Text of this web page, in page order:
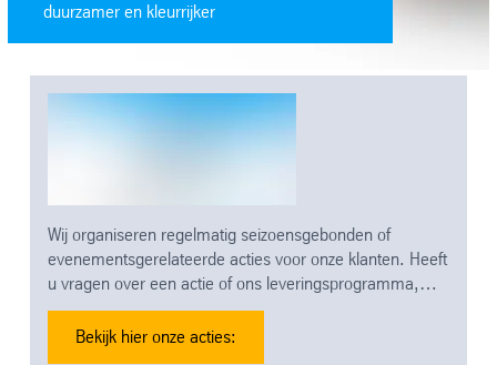
duurzamer en kleurrijker
Wij organiseren regelmatig seizoensgebonden of
evenementsgerelateerde acties voor onze klanten. Heeft
u vragen over een actie of ons leveringsprogramma,
neem dan gerust contact.
Bekijk hier onze acties: